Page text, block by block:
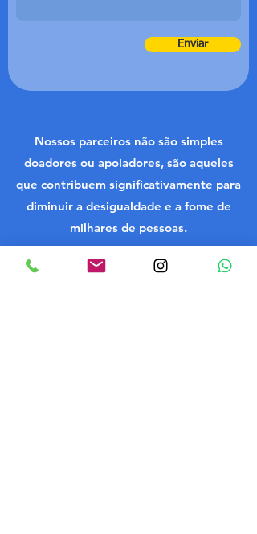
Nossos parceiros não são simples
doadores ou apoiadores, são aqueles
que contribuem significativamente para
diminuir a desigualdade e a fome de
milhares de pessoas.
Enviar